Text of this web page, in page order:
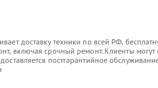
доставку техники по всей РФ,
включая срочный ремонт. Клиенты могут
постгарантийное